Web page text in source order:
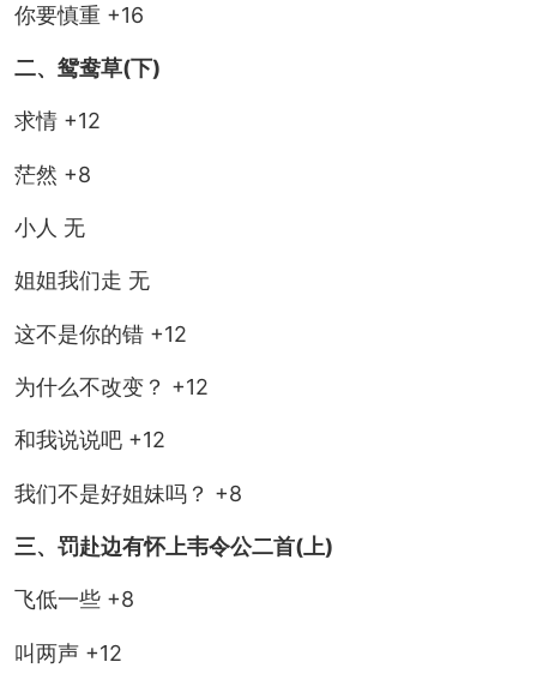
你要慎重 +16
二、鸳鸯草(下)
求情 +12
茫然 +8
小人 无
姐姐我们走 无
这不是你的错 +12
为什么不改变？ +12
和我说说吧 +12
我们不是好姐妹吗？ +8
三、罚赴边有怀上韦令公二首(上)
飞低一些 +8
叫两声 +12